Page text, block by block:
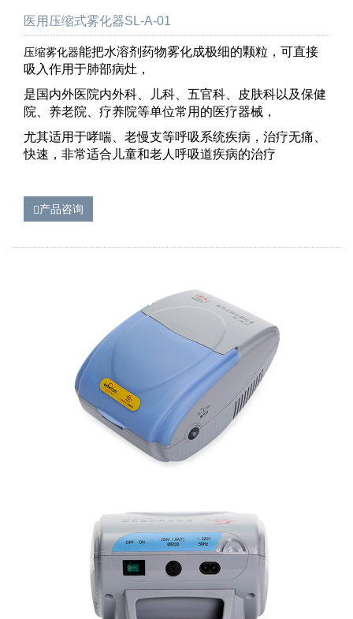
医用压缩式雾化器SL-A-01
压缩雾化器能把水溶剂药物雾化成极细的颗粒，可直接
吸入作用于肺部病灶，
是国内外医院内外科、儿科、五官科、皮肤科以及保健
院、养老院、疗养院等单位常用的医疗器械，
尤其适用于哮喘、老慢支等呼吸系统疾病，治疗无痛、
快速，非常适合儿童和老人呼吸道疾病的治疗
产品咨询